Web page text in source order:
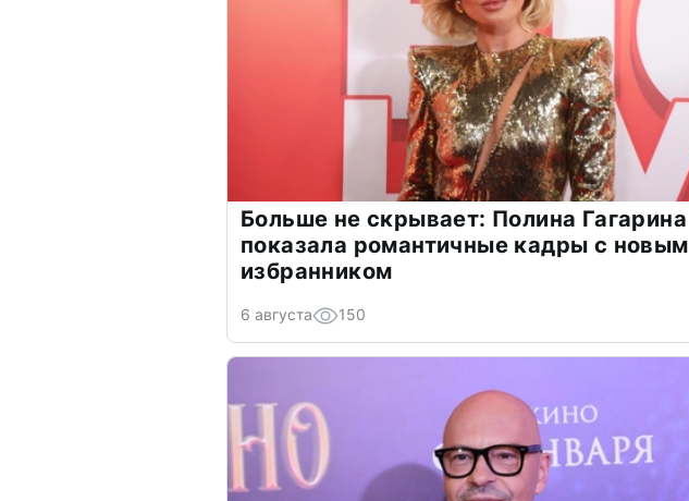
Больше не скрывает: Полина Гагарина
показала романтичные кадры с новым
избранником
6 августа 150